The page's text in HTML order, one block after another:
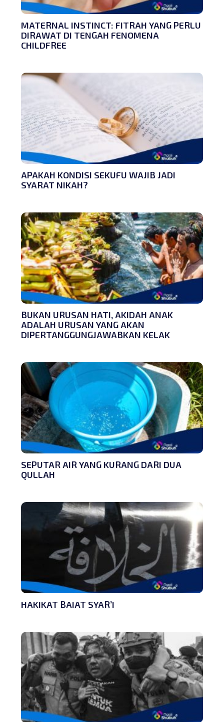
MATERNAL INSTINCT: FITRAH YANG PERLU
DIRAWAT DI TENGAH FENOMENA
CHILDFREE
APAKAH KONDISI SEKUFU WAJIB JADI
SYARAT NIKAH?
BUKAN URUSAN HATI, AKIDAH ANAK
ADALAH URUSAN YANG AKAN
DIPERTANGGUNGJAWABKAN KELAK
SEPUTAR AIR YANG KURANG DARI DUA
QULLAH
HAKIKAT BAIAT SYAR’I